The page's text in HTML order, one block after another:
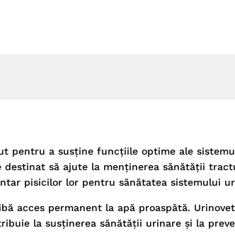
pentru a susține funcțiile optime ale
să ajute la menținerea sănătății
pisicilor lor pentru sănătatea sistemului
acces permanent la apă proaspătă.
la susținerea sănătății urinare și la